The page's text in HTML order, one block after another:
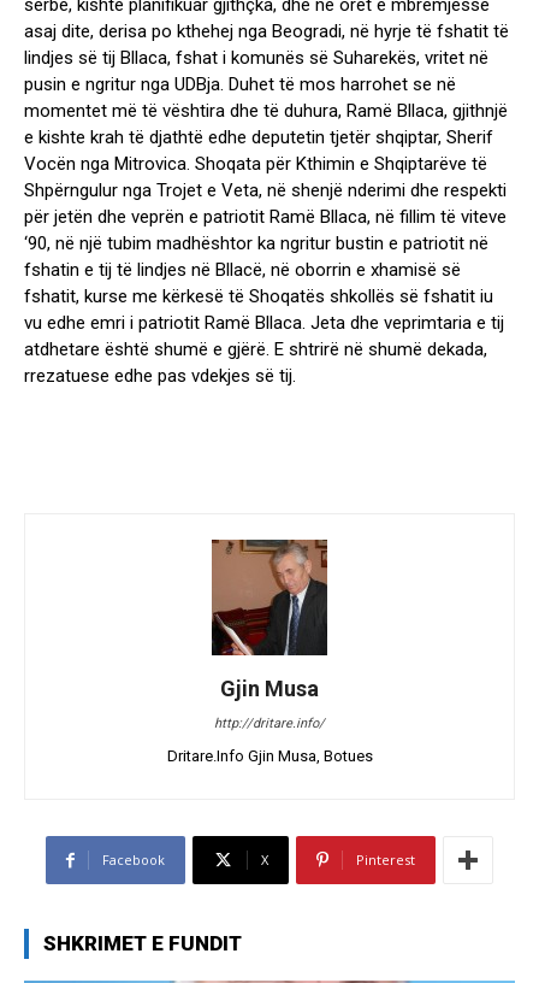
serbe, kishte planifikuar gjithçka, dhe në orët e mbrëmjessë
asaj dite, derisa po kthehej nga Beogradi, në hyrje të fshatit të
lindjes së tij Bllaca, fshat i komunës së Suharekës, vritet në
pusin e ngritur nga UDBja. Duhet të mos harrohet se në
momentet më të vështira dhe të duhura, Ramë Bllaca, gjithnjë
e kishte krah të djathtë edhe deputetin tjetër shqiptar, Sherif
Vocën nga Mitrovica. Shoqata për Kthimin e Shqiptarëve të
Shpërngulur nga Trojet e Veta, në shenjë nderimi dhe respekti
për jetën dhe veprën e patriotit Ramë Bllaca, në fillim të viteve
‘90, në një tubim madhështor ka ngritur bustin e patriotit në
fshatin e tij të lindjes në Bllacë, në oborrin e xhamisë së
fshatit, kurse me kërkesë të Shoqatës shkollës së fshatit iu
vu edhe emri i patriotit Ramë Bllaca. Jeta dhe veprimtaria e tij
atdhetare është shumë e gjërë. E shtrirë në shumë dekada,
rrezatuese edhe pas vdekjes së tij.
Gjin Musa
http://dritare.info/
Dritare.Info Gjin Musa, Botues
Facebook X Pinterest
SHKRIMET E FUNDIT